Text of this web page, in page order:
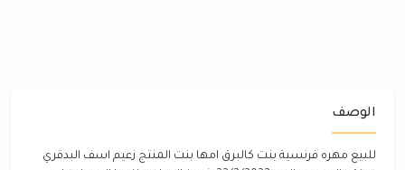
الوصف
للبيع مهره فرنسية بنت كالبرق امها بنت المنتج زعيم اسف البدقري